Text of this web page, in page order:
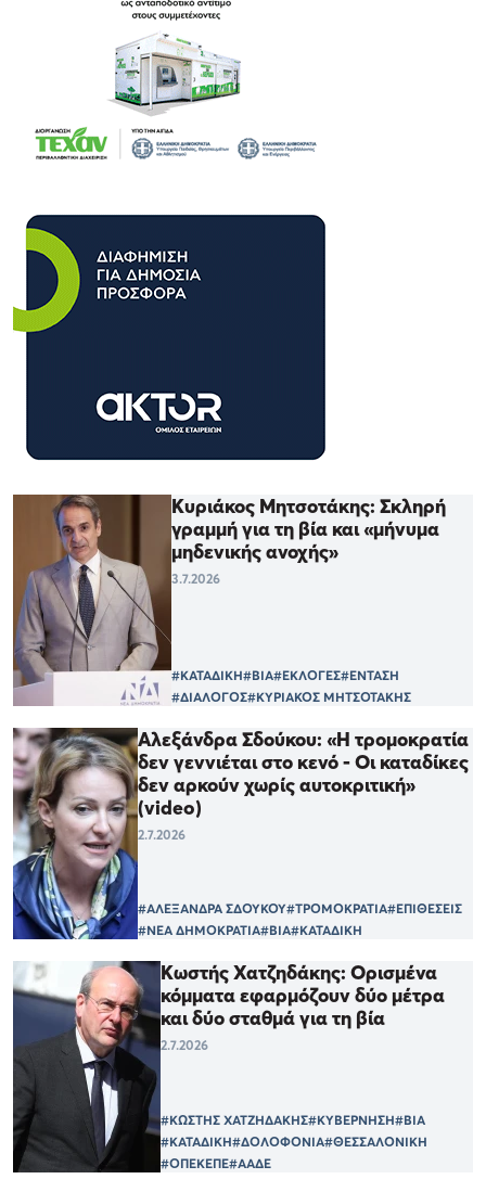
Κυριάκος Μητσοτάκης: Σκληρή
γραμμή για τη βία και «μήνυμα
μηδενικής ανοχής»
3.7.2026
#ΚΑΤΑΔΙΚΗ#ΒΙΑ#ΕΚΛΟΓΕΣ#ΕΝΤΑΣΗ
#ΔΙΑΛΟΓΟΣ#ΚΥΡΙΑΚΟΣ ΜΗΤΣΟΤΑΚΗΣ
Αλεξάνδρα Σδούκου: «Η τρομοκρατία
δεν γεννιέται στο κενό - Οι καταδίκες
δεν αρκούν χωρίς αυτοκριτική»
(video)
2.7.2026
#ΑΛΕΞΑΝΔΡΑ ΣΔΟΥΚΟΥ#ΤΡΟΜΟΚΡΑΤΙΑ#ΕΠΙΘΕΣΕΙΣ
#ΝΕΑ ΔΗΜΟΚΡΑΤΙΑ#ΒΙΑ#ΚΑΤΑΔΙΚΗ
Κωστής Χατζηδάκης: Ορισμένα
κόμματα εφαρμόζουν δύο μέτρα
και δύο σταθμά για τη βία
2.7.2026
#ΚΩΣΤΗΣ ΧΑΤΖΗΔΑΚΗΣ#ΚΥΒΕΡΝΗΣΗ#ΒΙΑ
#ΚΑΤΑΔΙΚΗ#ΔΟΛΟΦΟΝΙΑ#ΘΕΣΣΑΛΟΝΙΚΗ
#ΟΠΕΚΕΠΕ#ΑΑΔΕ